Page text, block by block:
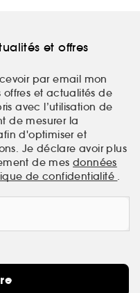
et offres
par email mon
et actualités de
avec l’utilisation de
de mesurer la
d'optimiser et
Je déclare avoir plus
de mes données
de confidentialité .